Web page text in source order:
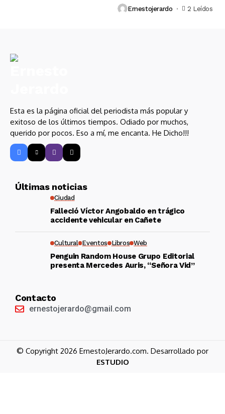
Ernestojerardo 2 Leídos
Esta es la página oficial del periodista más popular y
exitoso de los últimos tiempos. Odiado por muchos,
querido por pocos. Eso a mí, me encanta. He Dicho!!!
Últimas noticias
Ciudad
Falleció Víctor Angobaldo en trágico
accidente vehicular en Cañete
Cultural Eventos Libros Web
Penguin Random House Grupo Editorial
presenta Mercedes Auris, “Señora Vid”
Contacto
ernestojerardo@gmail.com
© Copyright 2026 ErnestoJerardo.com. Desarrollado por
ESTUDIO